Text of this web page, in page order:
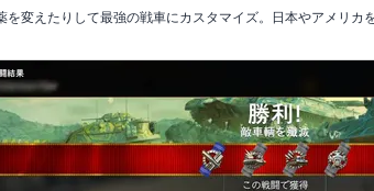
変えたりして最強の戦車にカスタマイズ。日本やアメリカ